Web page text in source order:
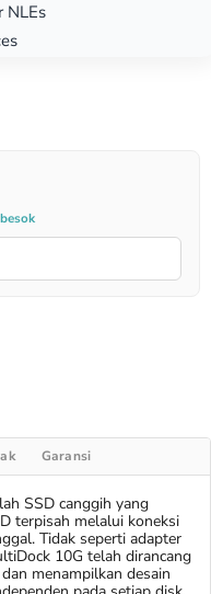
NLEs
Garansi
SSD canggih yang
terpisah melalui koneksi
Tidak seperti adapter
10G telah dirancang
menampilkan desain